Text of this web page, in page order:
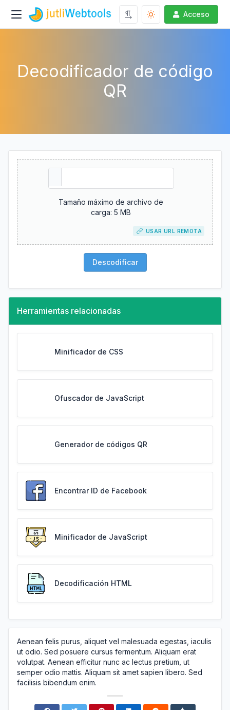
Acceso
Decodificador de código
QR
Tamaño máximo de archivo de
carga: 5 MB
USAR URL REMOTA
Descodificar
Herramientas relacionadas
Minificador de CSS
Ofuscador de JavaScript
Generador de códigos QR
Encontrar ID de Facebook
Minificador de JavaScript
Decodificación HTML
Aenean felis purus, aliquet vel malesuada egestas, iaculis
ut odio. Sed posuere cursus fermentum. Aliquam erat
volutpat. Aenean efficitur nunc ac lectus pretium, ut
semper odio mattis. Aliquam sit amet sapien libero. Sed
facilisis bibendum enim.